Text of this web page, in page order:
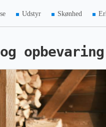
Udstyr Skønhed
opbevaring